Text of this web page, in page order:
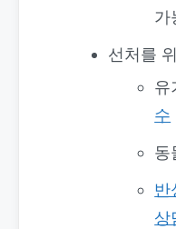
가
선처를
유
수
동
반
상